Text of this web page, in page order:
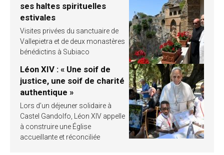
ses haltes spirituelles
estivales
Visites privées du sanctuaire de
Vallepietra et de deux monastères
bénédictins à Subiaco
Léon XIV : « Une soif de
justice, une soif de charité
authentique »
Lors d’un déjeuner solidaire à
Castel Gandolfo, Léon XIV appelle
à construire une Église
accueillante et réconciliée